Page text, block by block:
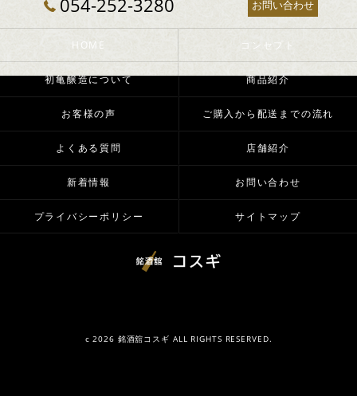
054-252-3280 お問い合わせ
HOME コンセプト
初亀醸造について 商品紹介
お客様の声 ご購入から配送までの流れ
よくある質問 店舗紹介
新着情報 お問い合わせ
プライバシーポリシー サイトマップ
c 2026 銘酒舘コスギ ALL RIGHTS RESERVED.